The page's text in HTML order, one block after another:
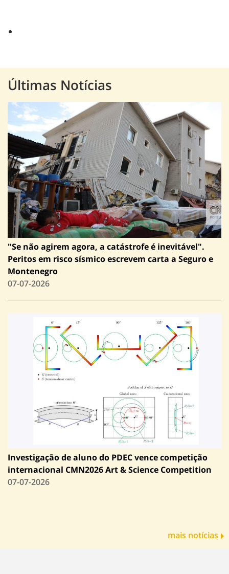
Últimas Notícias
"Se não agirem agora, a catástrofe é inevitável".
Peritos em risco sísmico escrevem carta a Seguro e
Montenegro
07-07-2026
Investigação de aluno do PDEC vence competição
internacional CMN2026 Art & Science Competition
07-07-2026
mais notícias